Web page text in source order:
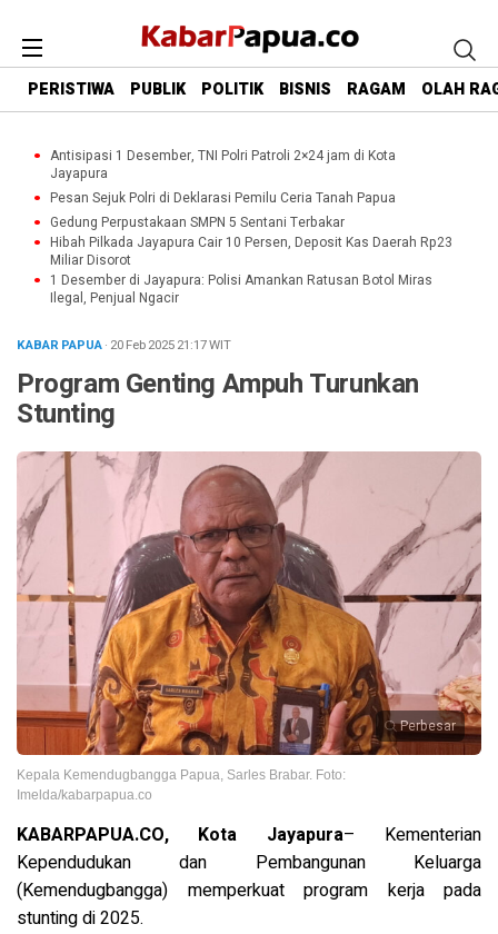
PERISTIWA PUBLIK POLITIK BISNIS RAGAM OLAH
Antisipasi 1 Desember, TNI Polri Patroli 2×24 jam di Kota
Jayapura
Pesan Sejuk Polri di Deklarasi Pemilu Ceria Tanah Papua
Gedung Perpustakaan SMPN 5 Sentani Terbakar
Hibah Pilkada Jayapura Cair 10 Persen, Deposit Kas Daerah Rp23
Miliar Disorot
1 Desember di Jayapura: Polisi Amankan Ratusan Botol Miras
Ilegal, Penjual Ngacir
KABAR PAPUA· 20 Feb 202521:17WIT
Program Genting Ampuh Turunkan
Stunting
Perbesar
Kepala Kemendugbangga Papua, Sarles Brabar. Foto:
Imelda/kabarpapua.co
KABARPAPUA.CO, Kota Jayapura– Kementerian
Kependudukan dan Pembangunan Keluarga
(Kemendugbangga) memperkuat program kerja pada
stunting di 2025.